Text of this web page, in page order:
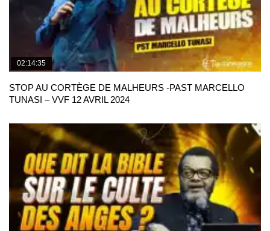
02:14:35
STOP AU CORTÈGE DE MALHEURS -PAST MARCELLO
TUNASI – VVF 12 AVRIL 2024